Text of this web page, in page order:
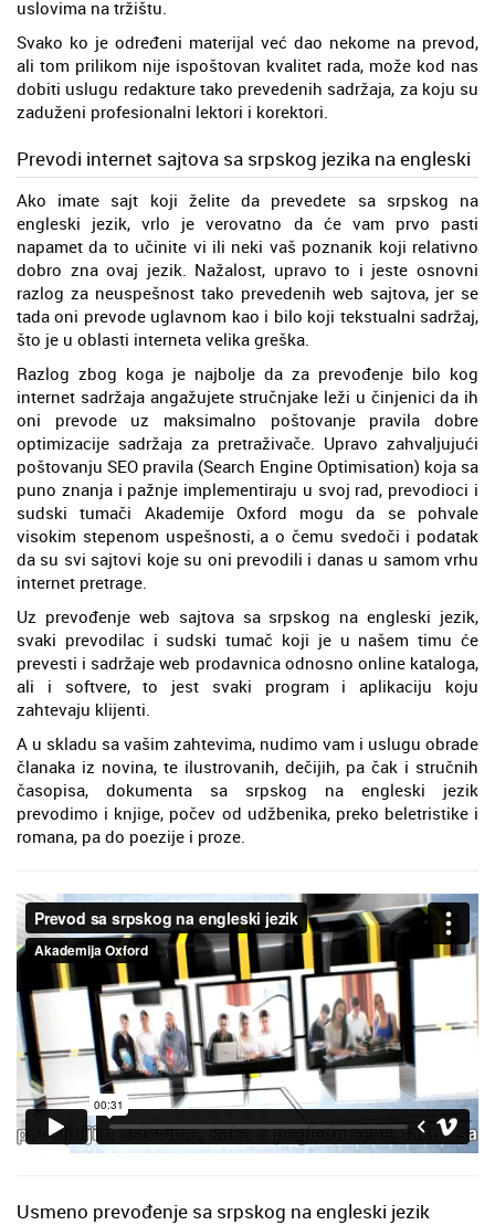
uslovima na tržištu.
Svako ko je određeni materijal već dao nekome na prevod,
ali tom prilikom nije ispoštovan kvalitet rada, može kod nas
dobiti uslugu redakture tako prevedenih sadržaja, za koju su
zaduženi profesionalni lektori i korektori.
Prevodi internet sajtova sa srpskog jezika na engleski
Ako imate sajt koji želite da prevedete sa srpskog na
engleski jezik, vrlo je verovatno da će vam prvo pasti
napamet da to učinite vi ili neki vaš poznanik koji relativno
dobro zna ovaj jezik. Nažalost, upravo to i jeste osnovni
razlog za neuspešnost tako prevedenih web sajtova, jer se
tada oni prevode uglavnom kao i bilo koji tekstualni sadržaj,
što je u oblasti interneta velika greška.
Razlog zbog koga je najbolje da za prevođenje bilo kog
internet sadržaja angažujete stručnjake leži u činjenici da ih
oni prevode uz maksimalno poštovanje pravila dobre
optimizacije sadržaja za pretraživače. Upravo zahvaljujući
poštovanju SEO pravila (Search Engine Optimisation) koja sa
puno znanja i pažnje implementiraju u svoj rad, prevodioci i
sudski tumači Akademije Oxford mogu da se pohvale
visokim stepenom uspešnosti, a o čemu svedoči i podatak
da su svi sajtovi koje su oni prevodili i danas u samom vrhu
internet pretrage.
Uz prevođenje web sajtova sa srpskog na engleski jezik,
svaki prevodilac i sudski tumač koji je u našem timu će
prevesti i sadržaje web prodavnica odnosno online kataloga,
ali i softvere, to jest svaki program i aplikaciju koju
zahtevaju klijenti.
A u skladu sa vašim zahtevima, nudimo vam i uslugu obrade
članaka iz novina, te ilustrovanih, dečijih, pa čak i stručnih
časopisa, dokumenta sa srpskog na engleski jezik
prevodimo i knjige, počev od udžbenika, preko beletristike i
romana, pa do poezije i proze.
Usmeno prevođenje sa srpskog na engleski jezik